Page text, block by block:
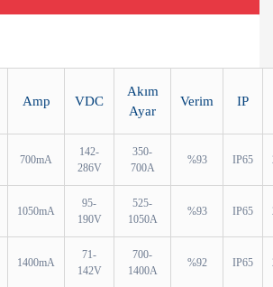
Amp VDC
Akım
Ayar
Verim IP
700mA
142-
286V
350-
700A
%93 IP65
1050mA
95-
190V
525-
1050A
%93 IP65
1400mA
71-
142V
700-
1400A
%92 IP65